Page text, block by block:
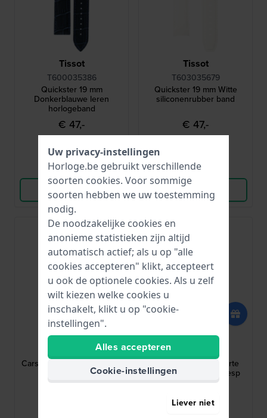
Tissot
T600035386
Quickster 19 mm
Donkerblauwe leren
horlogeband
€ 47,-
Vergelijk
Bekijk Product
Tissot
T603035679
Quickster 19 mm Witte
siliconenrubber band
€ 47,-
Vergelijk
Bekijk Product
Tissot
T600033607
Carson 19 mm Bruine leren
Tissot
PRC 200 19 mm Zwarte
leren band zonder gesp
€ 59,-
Uw privacy-instellingen
Horloge.be gebruikt verschillende
soorten cookies. Voor sommige
soorten hebben we uw toestemming
nodig.
De noodzakelijke cookies en
anonieme statistieken zijn altijd
automatisch actief; als u op "alle
cookies accepteren" klikt, accepteert
u ook de optionele cookies. Als u zelf
wilt kiezen welke cookies u
inschakelt, klikt u op "cookie-
instellingen".
Alles accepteren
Cookie-instellingen
Liever niet